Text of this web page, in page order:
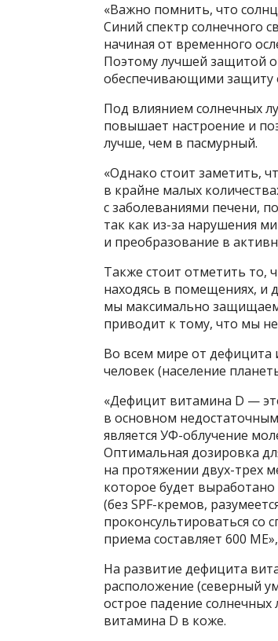
«Важно помнить, что
Синий спектр солнечного
начиная от временного
Поэтому лучшей защитой
обеспечивающими защиту
Под влиянием солнечных
повышает настроение и
лучше, чем в пасмурный.
«Однако стоит заметить,
в крайне малых
с заболеваниями печени,
так как из-за нарушения
и преобразование в
Также стоит отметить то,
находясь в помещениях, и
мы максимально
приводит к тому, что мы
Во всем мире от дефицита
человек (население
«Дефицит витамина D —
в основном
является УФ-облучение
Оптимальная дозировка
на протяжении двух-трех
которое будет
(без SPF-кремов,
проконсультироваться со
приема составляет 600
На развитие дефицита
расположение (северный
острое падение солнечных
витамина D в коже.